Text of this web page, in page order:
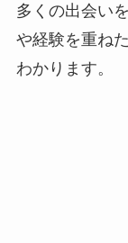
多くの出会い
や経験を重ね
わかります。